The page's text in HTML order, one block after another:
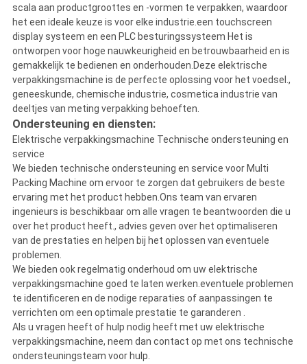
scala aan productgroottes en -vormen te verpakken, waardoor
het een ideale keuze is voor elke industrie.een touchscreen
display systeem en een PLC besturingssysteem Het is
ontworpen voor hoge nauwkeurigheid en betrouwbaarheid en is
gemakkelijk te bedienen en onderhouden.Deze elektrische
verpakkingsmachine is de perfecte oplossing voor het voedsel.,
geneeskunde, chemische industrie, cosmetica industrie van
deeltjes van meting verpakking behoeften.
Ondersteuning en diensten:
Elektrische verpakkingsmachine Technische ondersteuning en
service
We bieden technische ondersteuning en service voor Multi
Packing Machine om ervoor te zorgen dat gebruikers de beste
ervaring met het product hebben.Ons team van ervaren
ingenieurs is beschikbaar om alle vragen te beantwoorden die u
over het product heeft., advies geven over het optimaliseren
van de prestaties en helpen bij het oplossen van eventuele
problemen.
We bieden ook regelmatig onderhoud om uw elektrische
verpakkingsmachine goed te laten werken.eventuele problemen
te identificeren en de nodige reparaties of aanpassingen te
verrichten om een optimale prestatie te garanderen .
Als u vragen heeft of hulp nodig heeft met uw elektrische
verpakkingsmachine, neem dan contact op met ons technische
ondersteuningsteam voor hulp.